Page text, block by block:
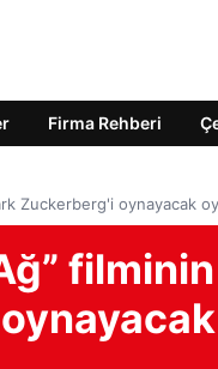
Firma Rehberi
Zuckerberg'i oynayacak
filminin